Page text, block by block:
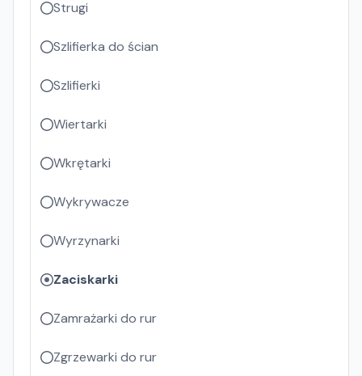
Strugi
Szlifierka do ścian
Szlifierki
Wiertarki
Wkrętarki
Wykrywacze
Wyrzynarki
Zaciskarki
Zamrażarki do rur
Zgrzewarki do rur